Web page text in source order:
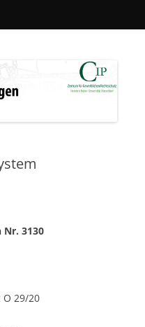
Nr. 3130
O 29/20